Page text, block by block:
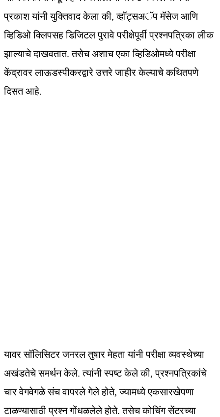
प्रकाश यांनी युक्तिवाद केला की, व्हॉट्सअॅप मॅसेज आणि
व्हिडिओ क्लिपसह डिजिटल पुरावे परीक्षेपूर्वी प्रश्नपत्रिका लीक
झाल्याचे दाखवतात. तसेच अशाच एका व्हिडिओमध्ये परीक्षा
केंद्रावर लाऊडस्पीकरद्वारे उत्तरे जाहीर केल्याचे कथितपणे
दिसत आहे.
यावर सॉलिसिटर जनरल तुषार मेहता यांनी परीक्षा व्यवस्थेच्या
अखंडतेचे समर्थन केले. त्यांनी स्पष्ट केले की, प्रश्नपत्रिकांचे
चार वेगवेगळे संच वापरले गेले होते, ज्यामध्ये एकसारखेपणा
टाळण्यासाठी प्रश्न गोंधळलेले होते. तसेच कोचिंग सेंटरच्या